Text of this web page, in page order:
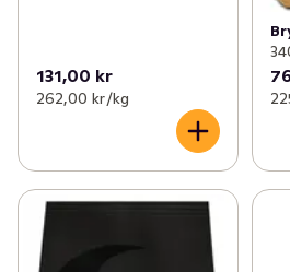
131,00 kr
262,00 kr /kg